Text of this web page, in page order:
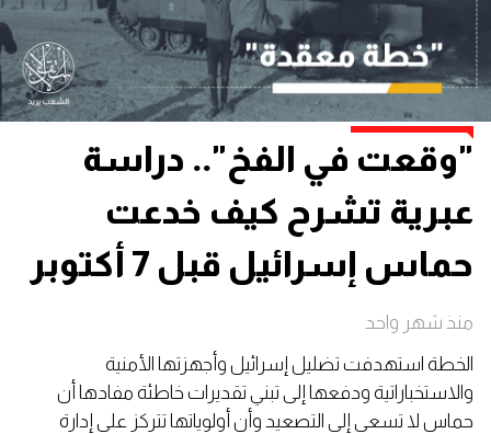
"وقعت في الفخ".. دراسة
عبرية تشرح كيف خدعت
حماس إسرائيل قبل 7 أكتوبر
منذ شهر واحد
الخطة استهدفت تضليل إسرائيل وأجهزتها الأمنية
والاستخباراتية ودفعها إلى تبني تقديرات خاطئة مفادها أن
حماس لا تسعى إلى التصعيد وأن أولوياتها تتركز على إدارة